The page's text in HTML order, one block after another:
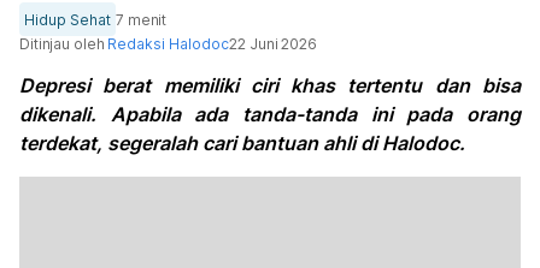
Hidup Sehat 7 menit
Ditinjau oleh Redaksi Halodoc22 Juni 2026
Depresi berat memiliki ciri khas tertentu dan bisa
dikenali. Apabila ada tanda-tanda ini pada orang
terdekat, segeralah cari bantuan ahli di Halodoc.